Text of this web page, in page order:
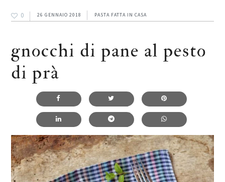
0 26 GENNAIO 2018 PASTA FATTA IN CASA
gnocchi di pane al pesto
di prà